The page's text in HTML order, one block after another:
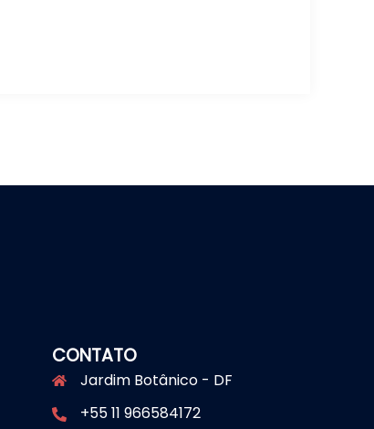
CONTATO
Jardim Botânico - DF
+55 11 966584172